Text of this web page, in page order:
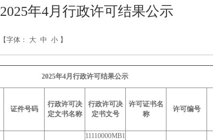
2025年4月行政许可结果公示
【字体： 大 中 小 】
2025年4月行政许可结果公示
证件号码
行政许可决
定文书名称
行政许可决
定书文号
许可证书名
称
许可编号
11110000MB1